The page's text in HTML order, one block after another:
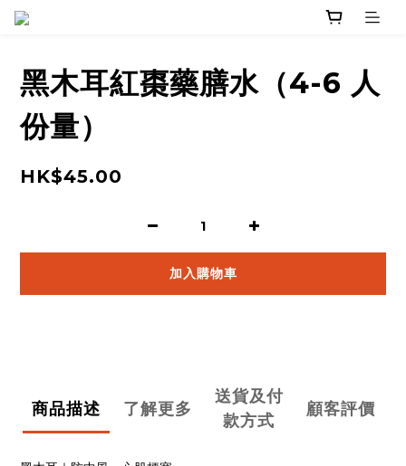
黑木耳紅棗藥膳水（4-6 人
份量）
HK$45.00
加入購物車
商品描述 了解更多
送貨及付
款方式
顧客評價